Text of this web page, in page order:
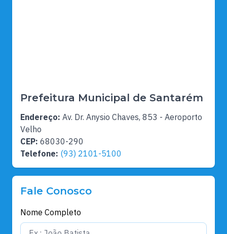
Prefeitura Municipal de Santarém
Endereço: Av. Dr. Anysio Chaves, 853 - Aeroporto
Velho
CEP: 68030-290
Telefone: (93) 2101-5100
Fale Conosco
Nome Completo